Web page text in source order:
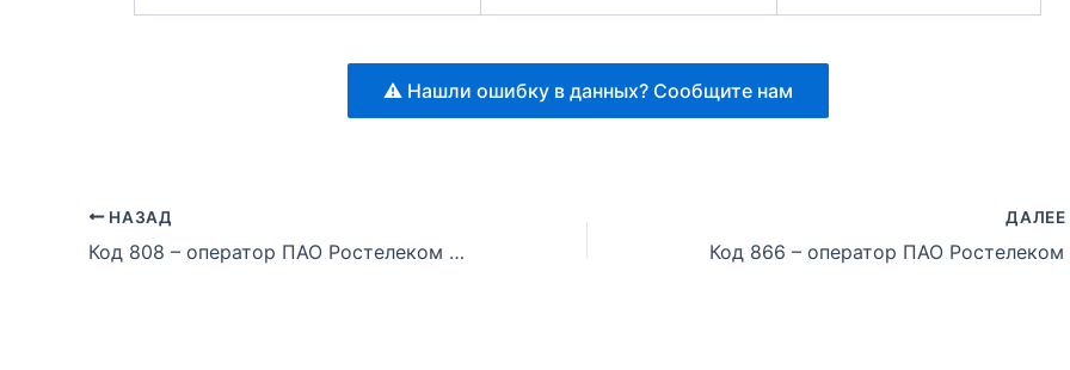
⚠️ Нашли ошибку в данных? Сообщите нам
НАЗАД
Код 808 – оператор ПАО Ростелеком + ещё 4
ДАЛЕЕ